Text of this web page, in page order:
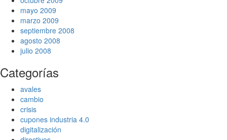
mayo 2009
marzo 2009
septiembre 2008
agosto 2008
julio 2008
Categorías
avales
cambio
crisis
cupones industria 4.0
digitalización